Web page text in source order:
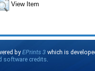
View Item
byEPrints 3 which is
software credits.